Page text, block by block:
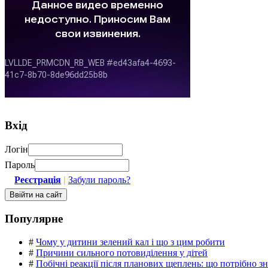
Вхід
Логін
Пароль
Реєстрація | Забули пароль?
Популярне
# Чому у дитини зелений кал і що з цим робити
# Причини сильного потовиділення у дітей
# Побічні реакції після планових щеплень: що потрібно